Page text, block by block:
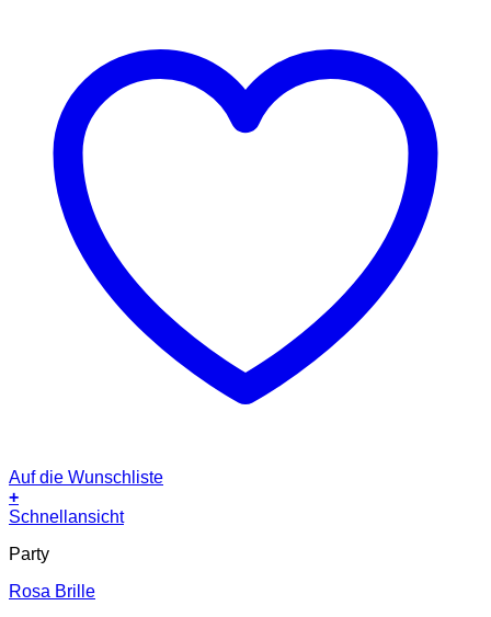
Auf die Wunschliste
+
Schnellansicht
Party
Rosa Brille